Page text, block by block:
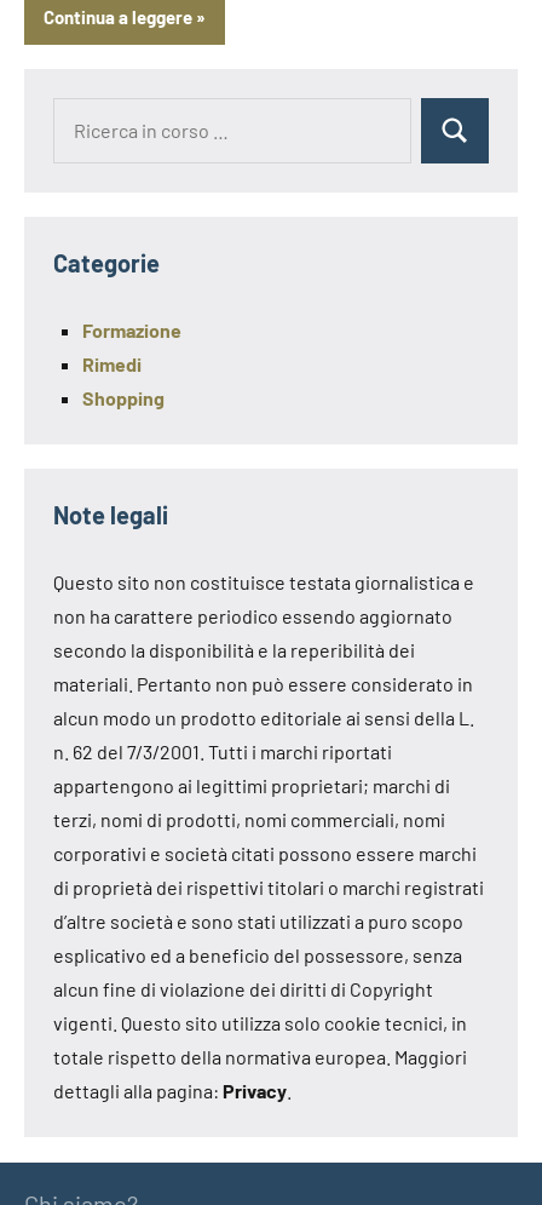
Continua a leggere
Cerca
Categorie
Formazione
Rimedi
Shopping
Note legali
Questo sito non costituisce testata giornalistica e
non ha carattere periodico essendo aggiornato
secondo la disponibilità e la reperibilità dei
materiali. Pertanto non può essere considerato in
alcun modo un prodotto editoriale ai sensi della L.
n. 62 del 7/3/2001. Tutti i marchi riportati
appartengono ai legittimi proprietari; marchi di
terzi, nomi di prodotti, nomi commerciali, nomi
corporativi e società citati possono essere marchi
di proprietà dei rispettivi titolari o marchi registrati
d’altre società e sono stati utilizzati a puro scopo
esplicativo ed a beneficio del possessore, senza
alcun fine di violazione dei diritti di Copyright
vigenti. Questo sito utilizza solo cookie tecnici, in
totale rispetto della normativa europea. Maggiori
dettagli alla pagina: Privacy